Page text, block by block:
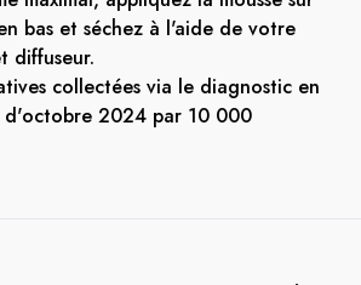
bas et séchez à l'aide de votre
diffuseur.
collectées via le diagnostic en
d'octobre 2024 par 10 000